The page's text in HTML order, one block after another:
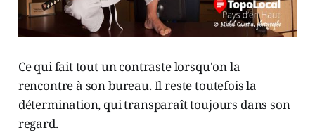
Ce qui fait tout un contraste lorsqu'on la
rencontre à son bureau. Il reste toutefois la
détermination, qui transparaît toujours dans son
regard.